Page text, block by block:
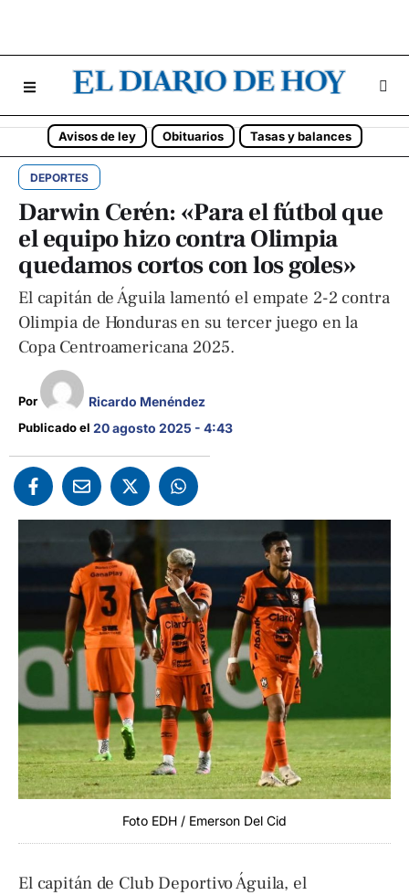
Avisos de ley Obituarios Tasas y balances
DEPORTES
Darwin Cerén: «Para el fútbol que
el equipo hizo contra Olimpia
quedamos cortos con los goles»
El capitán de Águila lamentó el empate 2-2 contra
Olimpia de Honduras en su tercer juego en la
Copa Centroamericana 2025.
Por Ricardo Menéndez
Publicado el 20 agosto 2025 - 4:43
Foto EDH / Emerson Del Cid
El capitán de Club Deportivo Águila, el